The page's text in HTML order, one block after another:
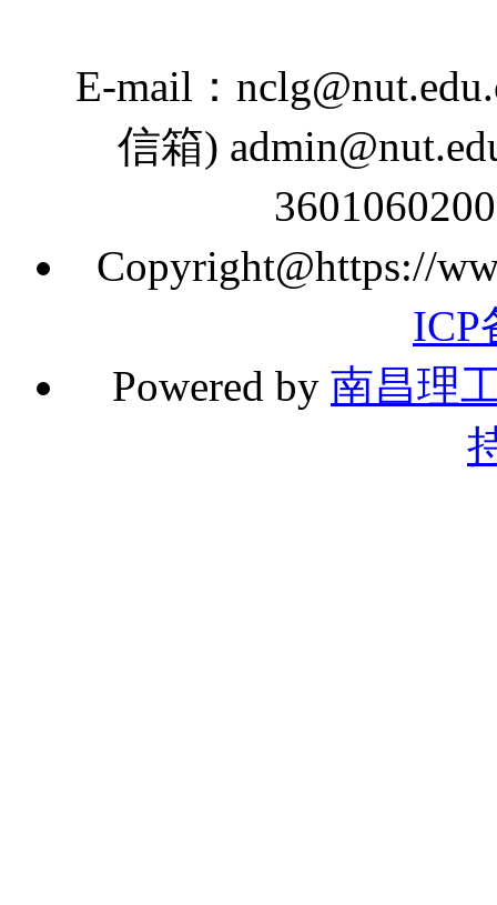
E-mail：
信箱)
Copyright@https://
ICP
Powered by 南昌理